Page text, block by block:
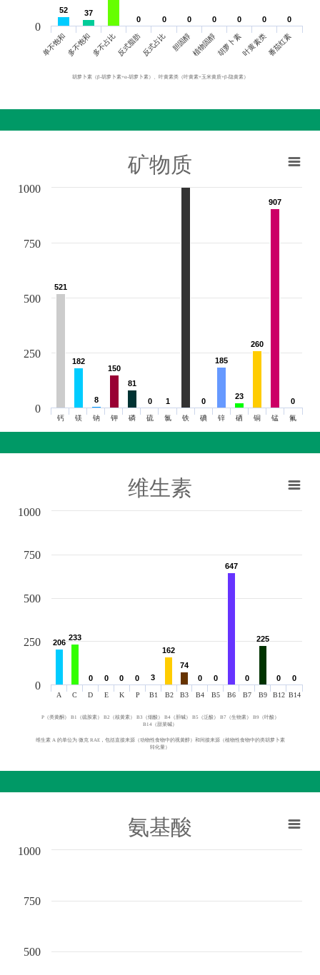
胡萝卜素（β-胡萝卜素+α-胡萝卜素）、叶黄素类（叶黄素+玉米黄质+β-隐黄素）
52
52 37
37
0
0 0
0 0
0 0
0 0
0 0
0 0
0
单不饱和多不饱和多不占比反式脂肪反式占比 胆固醇植物固醇胡萝卜素叶黄素类番茄红素
0
矿物质
521
521
182
182
8
8
150
150
81
81
0
0 1
1 0
0
185
185
23
23
260
260
907
907
0
0
钙 镁 钠 钾 磷 硫 氯 铁 碘 锌 硒 铜 锰 氟
0
250
500
750
1000
维生素
206
206
233
233
0
0 0
0 0
0 0
0 3
3
162
162
74
74
0
0 0
0
647
647
0
0
225
225
0
0 0
0
A C D E K P B1 B2 B3 B4 B5 B6 B7 B9 B12 B14
0
250
500
750
1000
P（类黄酮） B1（硫胺素） B2（核黄素） B3（烟酸） B4（胆碱） B5（泛酸） B7（生物素） B9（叶酸）
B14（甜菜碱）
维生素 A 的单位为 微克 RAE，包括直接来源（动物性食物中的视黄醇）和间接来源（植物性食物中的类胡萝卜素
转化量）
氨基酸
500
750
1000